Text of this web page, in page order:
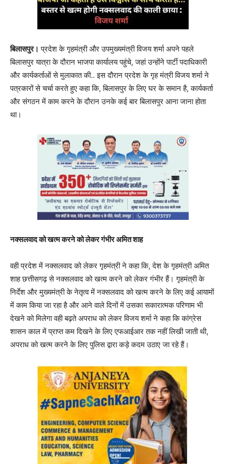
बिलासपुर। प्रदेश के गृहमंत्री और उपमुख्यमंत्री विजय शर्मा अपने पहले
बिलासपुर यात्रा के दौरान भाजपा कार्यालय पहुंचे, जहां उन्होंने पार्टी पदाधिकारी
और कार्यकर्ताओं से मुलाकात की.. इस दौरान प्रदेश के गृह मंत्री विजय शर्मा ने
पत्रकारों से चर्चा करते हुए कहा कि, बिलासपुर के लिए घर के समान है, कार्यकर्ता
और संगठन में काम करने के दौरान उनके कई बार बिलासपुर आना जाना होता
था।
नक्सलवाद को खत्म करने को लेकर गंभीर अमित शाह
वही प्रदेश में नक्सलवाद को लेकर गृहमंत्री ने कहा कि, देश के गृहमंत्री अमित
शाह छत्तीसगढ़ से नक्सलवाद को खत्म करने को लेकर गंभीर हैं। गृहमंत्री के
निर्देश और मुख्यमंत्री के नेतृत्व में नक्सलवाद को खत्म करने के लिए कई आयामों
में काम किया जा रहा है और आने वाले दिनों में उसका सकारात्मक परिणाम भी
देखने को मिलेगा वही बढ़ते अपराध को लेकर विजय शर्मा ने कहा कि कांग्रेस
शासन काल में प्राप्त कम दिखने के लिए एफआईआर तक नहीं लिखी जाती थी,
अपराध को खत्म करने के लिए पुलिस द्वारा कड़े कदम उठाए जा रहे हैं।